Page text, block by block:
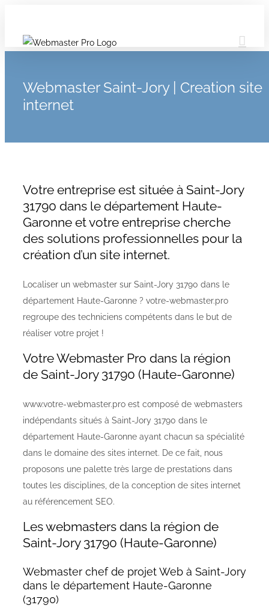
Webmaster Saint-Jory | Creation site
internet
Votre entreprise est située à Saint-Jory
31790 dans le département Haute-
Garonne et votre entreprise cherche
des solutions professionnelles pour la
création d’un site internet.
Localiser un webmaster sur Saint-Jory 31790 dans le
département Haute-Garonne ? votre-webmaster.pro
regroupe des techniciens compétents dans le but de
réaliser votre projet !
Votre Webmaster Pro dans la région
de Saint-Jory 31790 (Haute-Garonne)
www.votre-webmaster.pro est composé de webmasters
indépendants situés à Saint-Jory 31790 dans le
département Haute-Garonne ayant chacun sa spécialité
dans le domaine des sites internet. De ce fait, nous
proposons une palette très large de prestations dans
toutes les disciplines, de la conception de sites internet
au référencement SEO.
Les webmasters dans la région de
Saint-Jory 31790 (Haute-Garonne)
Webmaster chef de projet Web à Saint-Jory
dans le département Haute-Garonne
(31790)